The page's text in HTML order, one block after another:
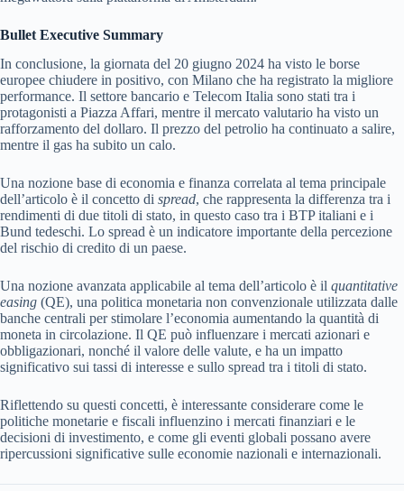
Bullet Executive Summary
In conclusione, la giornata del 20 giugno 2024 ha visto le borse
europee chiudere in positivo, con Milano che ha registrato la migliore
performance. Il settore bancario e Telecom Italia sono stati tra i
protagonisti a Piazza Affari, mentre il mercato valutario ha visto un
rafforzamento del dollaro. Il prezzo del petrolio ha continuato a salire,
mentre il gas ha subito un calo.
Una nozione base di economia e finanza correlata al tema principale
dell’articolo è il concetto di spread, che rappresenta la differenza tra i
rendimenti di due titoli di stato, in questo caso tra i BTP italiani e i
Bund tedeschi. Lo spread è un indicatore importante della percezione
del rischio di credito di un paese.
Una nozione avanzata applicabile al tema dell’articolo è il quantitative
easing (QE), una politica monetaria non convenzionale utilizzata dalle
banche centrali per stimolare l’economia aumentando la quantità di
moneta in circolazione. Il QE può influenzare i mercati azionari e
obbligazionari, nonché il valore delle valute, e ha un impatto
significativo sui tassi di interesse e sullo spread tra i titoli di stato.
Riflettendo su questi concetti, è interessante considerare come le
politiche monetarie e fiscali influenzino i mercati finanziari e le
decisioni di investimento, e come gli eventi globali possano avere
ripercussioni significative sulle economie nazionali e internazionali.